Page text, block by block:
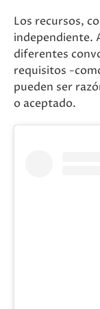
Los recursos,
independiente.
diferentes
requisitos -
pueden ser
o aceptado.